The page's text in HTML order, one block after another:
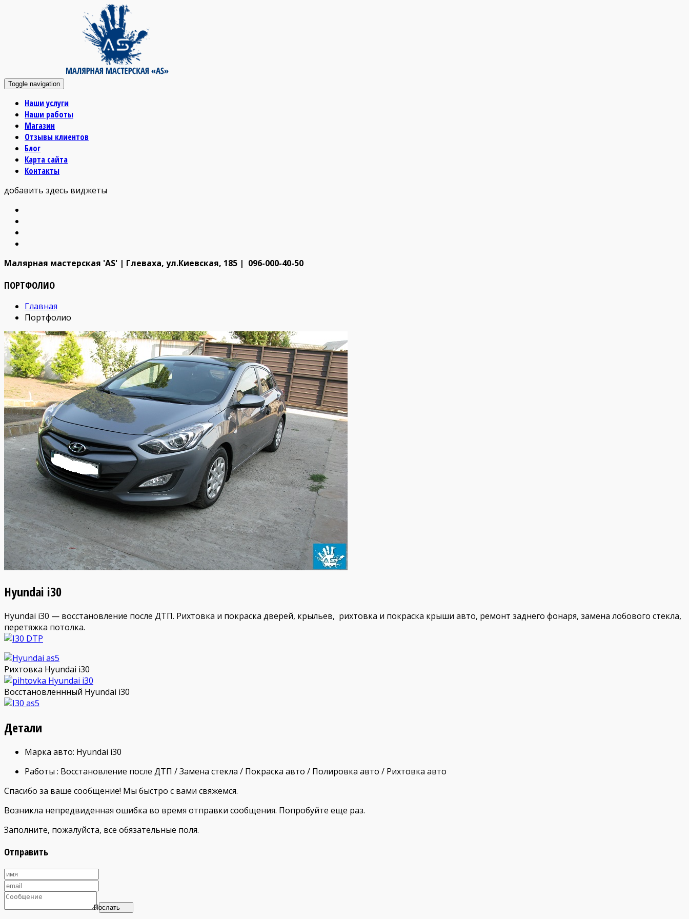
Toggle navigation
Наши услуги
Наши работы
Магазин
Отзывы клиентов
Блог
Карта сайта
Контакты
добавить здесь виджеты
Малярная мастерская 'AS' | Глеваха, ул.Киевская, 185 | 096-000-40-50
ПОРТФОЛИО
Главная
Портфолио
Hyundai i30
Hyundai i30 — восстановление после ДТП. Рихтовка и покраска дверей, крыльев, рихтовка и покраска крыши авто, ремонт заднего фонаря, замена лобового стекла,
перетяжка потолка.
Рихтовка Hyundai i30
Восстановленнный Hyundai i30
Детали
Марка авто: Hyundai i30
Работы : Восстановление после ДТП / Замена стекла / Покраска авто / Полировка авто / Рихтовка авто
Спасибо за ваше сообщение! Мы быстро с вами свяжемся.
Возникла непредвиденная ошибка во время отправки сообщения. Попробуйте еще раз.
Заполните, пожалуйста, все обязательные поля.
Отправить
Послать